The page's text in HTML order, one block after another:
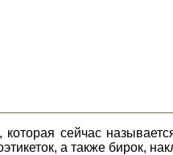
сейчас
а также бирок,